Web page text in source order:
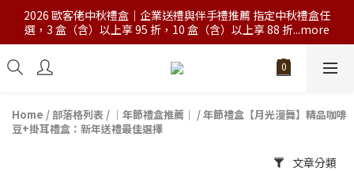
2026 歐客佬中秋禮盒｜企業送禮與伴手禮推薦 指定中秋禮盒任
選，3 盒（含）以上享 95 折，10 盒（含）以上享 88 折...more
Home / 部落格列表 / ｜年節禮盒推薦｜ /年節禮盒【月光漫舞】精品咖啡
豆+掛耳禮盒：新年送禮最佳選擇
文章分類